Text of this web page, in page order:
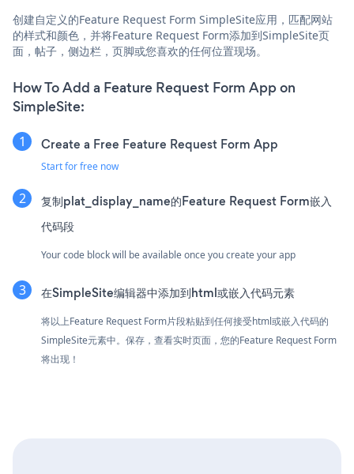
创建自定义的Feature Request Form SimpleSite应用，匹配网站
的样式和颜色，并将Feature Request Form添加到SimpleSite页
面，帖子，侧边栏，页脚或您喜欢的任何位置现场。
How To Add a Feature Request Form App on
SimpleSite:
Create a Free Feature Request Form App
Start for free now
复制plat_display_name的Feature Request Form嵌入
代码段
Your code block will be available once you create your app
在SimpleSite编辑器中添加到html或嵌入代码元素
将以上Feature Request Form片段粘贴到任何接受html或嵌入代码的
SimpleSite元素中。保存，查看实时页面，您的Feature Request Form
将出现！